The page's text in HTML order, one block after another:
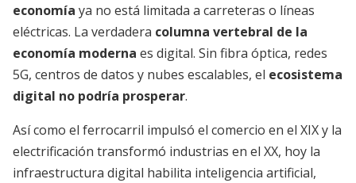
economía ya no está limitada a carreteras o líneas
eléctricas. La verdadera columna vertebral de la
economía moderna es digital. Sin fibra óptica, redes
5G, centros de datos y nubes escalables, el ecosistema
digital no podría prosperar.
Así como el ferrocarril impulsó el comercio en el XIX y la
electrificación transformó industrias en el XX, hoy la
infraestructura digital habilita inteligencia artificial,